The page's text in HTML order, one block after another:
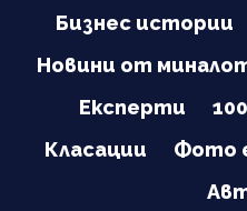
Бизнес истории
Новини от
Експерти
100
Класации
Фото